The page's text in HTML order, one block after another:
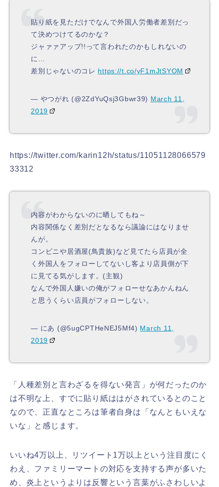
貼り紙を見ただけでなんで外国人労働者差別だっ
て決めつけてるのかな？
ジャァァアップ!!って言われたのかもしれないの
に…
差別じゃないのコレ https://t.co/yF1mJtSYOM
— やつがれ (@2ZdYuQsj3Gbwr39) March 11,
2019
https://twitter.com/karin12h/status/11051128066579
33312
内容がわからないのに晒してもね～
内容関係なく差別だとなるなら議論にはなりませ
んが。
コンビニや居酒屋(鳥貴族)など見てたら店員が全
く外国人をフォローしてないし客より店員側が下
に見てる気がします。(主観)
なんで外国人嫌いの俺がフォローせなあかんねん
と思うくらい店員がフォローしない。
— にあ (@5ugCPTHeNEJ5Mf4) March 11,
2019
「人種差別と言わざるを得ない発言」が何だったのか
は不明な上、すでに貼り紙ははがされているとのこと
なので、正直なところは筆者自身は「なんともいえな
いな」と感じます。
いいね4万以上、リツイート1万以上という注目度にく
わえ、ファミリーマートの対応を支持する声が多いた
め、炎上というよりは反響という言葉がふさわしいよ